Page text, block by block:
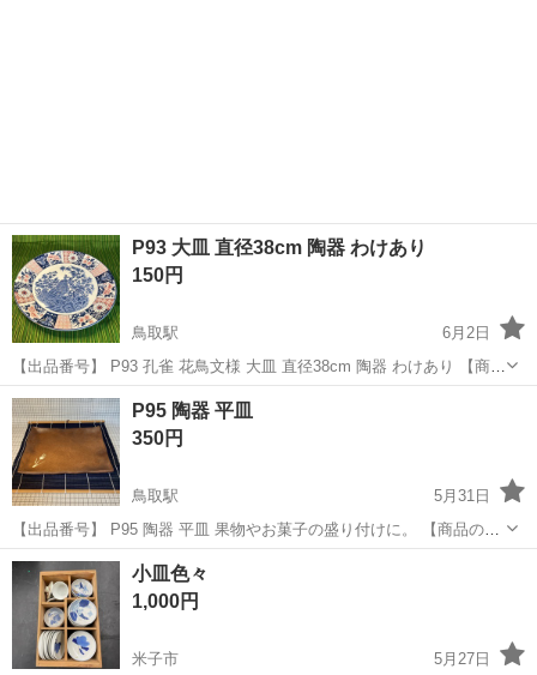
P93 大皿 直径38cm 陶器 わけあり
150円
鳥取駅
6月2日
【出品番号】 P93 孔雀 花鳥文様 大皿 直径38cm 陶器 わけあり 【商
品】 孔雀と花鳥文様が描かれた直径38cmの大皿です。 【わけあり】
鳥取 鳥取市 鳥取駅 食器
P95 陶器 平皿
350円
鳥取駅
5月31日
【出品番号】 P95 陶器 平皿 果物やお菓子の盛り付けに。 【商品の状
態】目立った傷や汚れはありませんが、中古品であることをご理解の
上ご購入ください。 P70〜74、G77〜86、G88、G89以外の他商品と
まとめて...
鳥取 鳥取市 鳥取駅
小皿色々
1,000円
米子市
5月27日